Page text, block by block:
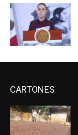
CARTONES